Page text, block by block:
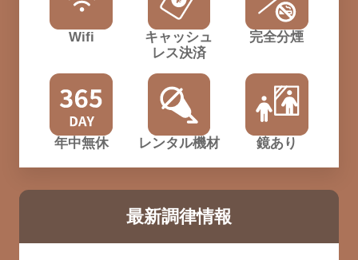
Wifi
キャッシュ
レス決済
完全分煙
年中無休 レンタル機材 鏡あり
最新調律情報